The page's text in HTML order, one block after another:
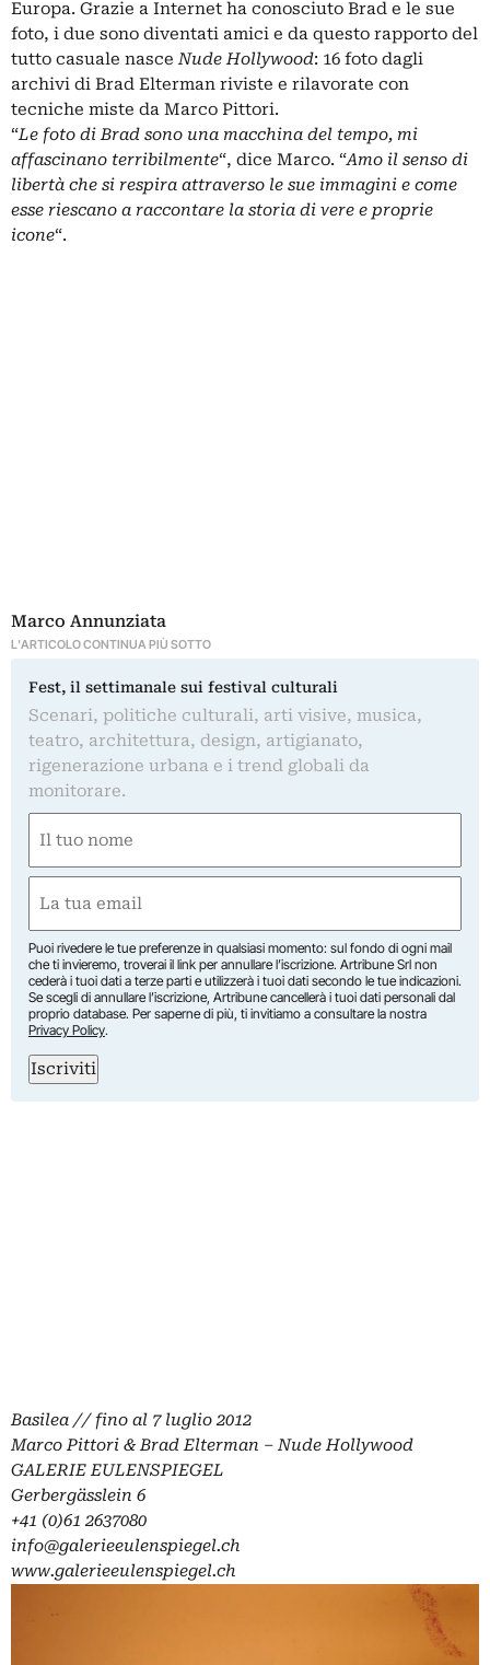
Europa. Grazie a Internet ha conosciuto Brad e le sue
foto, i due sono diventati amici e da questo rapporto del
tutto casuale nasce Nude Hollywood: 16 foto dagli
archivi di Brad Elterman riviste e rilavorate con
tecniche miste da Marco Pittori.
“Le foto di Brad sono una macchina del tempo, mi
affascinano terribilmente“, dice Marco. “Amo il senso di
libertà che si respira attraverso le sue immagini e come
esse riescano a raccontare la storia di vere e proprie
icone“.
Marco Annunziata
L'ARTICOLO CONTINUA PIÙ SOTTO
Fest, il settimanale sui festival culturali
Scenari, politiche culturali, arti visive, musica,
teatro, architettura, design, artigianato,
rigenerazione urbana e i trend globali da
monitorare.
(Obbligatorio)
Nome
(Obbligatorio)
Puoi rivedere le tue preferenze in qualsiasi momento: sul fondo di ogni mail
che ti invieremo, troverai il link per annullare l’iscrizione. Artribune Srl non
cederà i tuoi dati a terze parti e utilizzerà i tuoi dati secondo le tue indicazioni.
Se scegli di annullare l’iscrizione, Artribune cancellerà i tuoi dati personali dal
proprio database. Per saperne di più, ti invitiamo a consultare la nostra
Privacy Policy.
Iscriviti
Basilea // fino al 7 luglio 2012
Marco Pittori & Brad Elterman – Nude Hollywood
GALERIE EULENSPIEGEL
Gerbergässlein 6
+41 (0)61 2637080
info@galerieeulenspiegel.ch
www.galerieeulenspiegel.ch